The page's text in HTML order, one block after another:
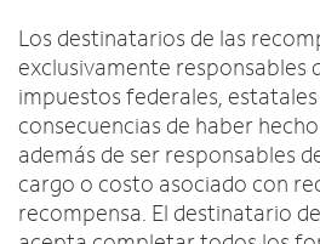
Los destinatarios de las
exclusivamente responsables
impuestos federales,
consecuencias de haber
además de ser responsables
cargo o costo asociado con
recompensa. El destinatario